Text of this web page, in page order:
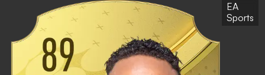
EA
Sports